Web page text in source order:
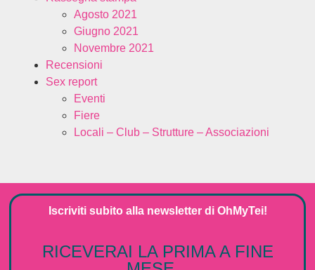
Agosto 2021
Giugno 2021
Novembre 2021
Recensioni
Sex report
Eventi
Fiere
Locali – Club – Strutture – Associazioni
Iscriviti subito alla newsletterdi OhMyTei!
RICEVERAI LA PRIMA A FINE